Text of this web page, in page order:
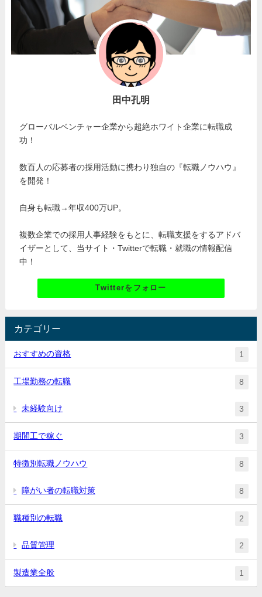
田中孔明
グローバルベンチャー企業から超絶ホワイト企業に転職成
功！
数百人の応募者の採用活動に携わり独自の『転職ノウハウ』
を開発！
自身も転職→年収400万UP。
複数企業での採用人事経験をもとに、転職支援をするアドバ
イザーとして、当サイト・Twitterで転職・就職の情報配信
中！
Twitterをフォロー
カテゴリー
おすすめの資格 1
工場勤務の転職 8
未経験向け 3
期間工で稼ぐ 3
特徴別転職ノウハウ 8
障がい者の転職対策 8
職種別の転職 2
品質管理 2
製造業全般 1